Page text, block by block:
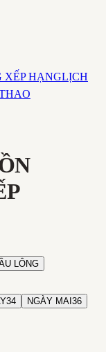
XẾP HẠNGLỊCH
LÔNG
34 NGÀY MAI 36